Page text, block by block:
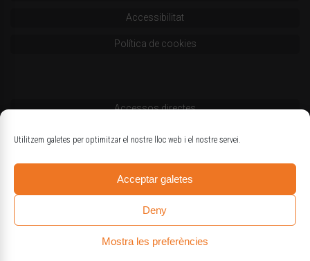
Utilitzem galetes per optimitzar el nostre lloc web i el nostre servei.
Acceptar galetes
Deny
Mostra les preferències
Accessibilitat
Política de cookies
Accessos directes
Codi deontològic
Logotips oficials